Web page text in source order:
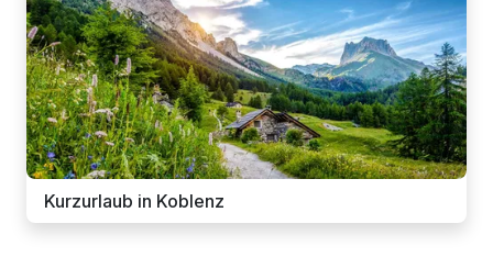
Kurzurlaub in Koblenz